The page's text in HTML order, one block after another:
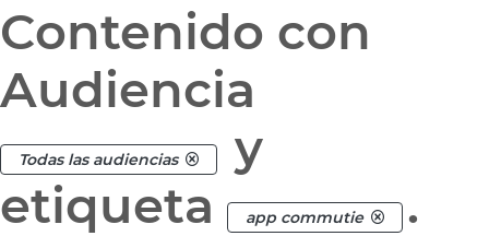
Contenido con
Audiencia
Todas las audiencias
y
etiqueta
app commutie .